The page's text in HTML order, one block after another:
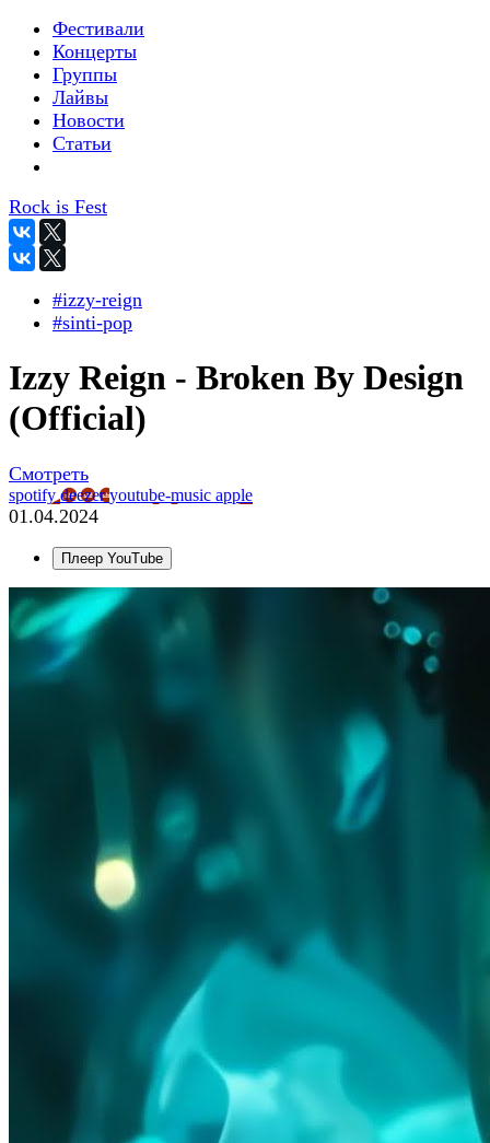
Фестивали
Концерты
Группы
Лайвы
Новости
Статьи
Rock is Fest
#izzy-reign
#sinti-pop
Izzy Reign - Broken By Design
(Official)
Смотреть
spotifydeezeryoutube-music apple
01.04.2024
Плеер YouTube